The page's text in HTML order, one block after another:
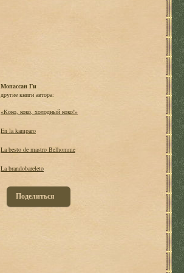
Мопассан Ги
другие книги автора:
«Коко, коко, холодный коко!»
En la kamparo
La besto de mastro Belhomme
La brandobareleto
Поделиться